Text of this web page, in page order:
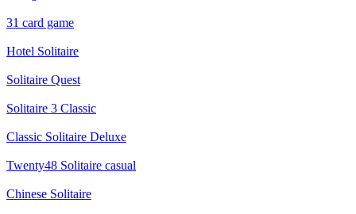
31 card game
Hotel Solitaire
Solitaire Quest
Solitaire 3 Classic
Classic Solitaire Deluxe
Twenty48 Solitaire casual
Chinese Solitaire